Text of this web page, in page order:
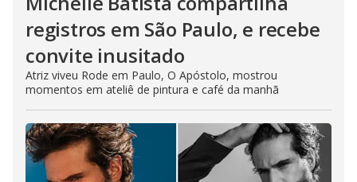
registros em São Paulo, e recebe
convite inusitado
Atriz viveu Rode em Paulo, O Apóstolo, mostrou
momentos em ateliê de pintura e café da manhã